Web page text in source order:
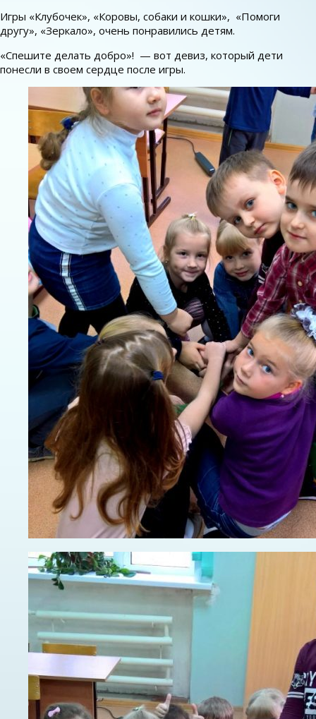
Игры «Клубочек», «Коровы, собаки и кошки», «Помоги
другу», «Зеркало», очень понравились детям.
«Спешите делать добро»! — вот девиз, который дети
понесли в своем сердце после игры.